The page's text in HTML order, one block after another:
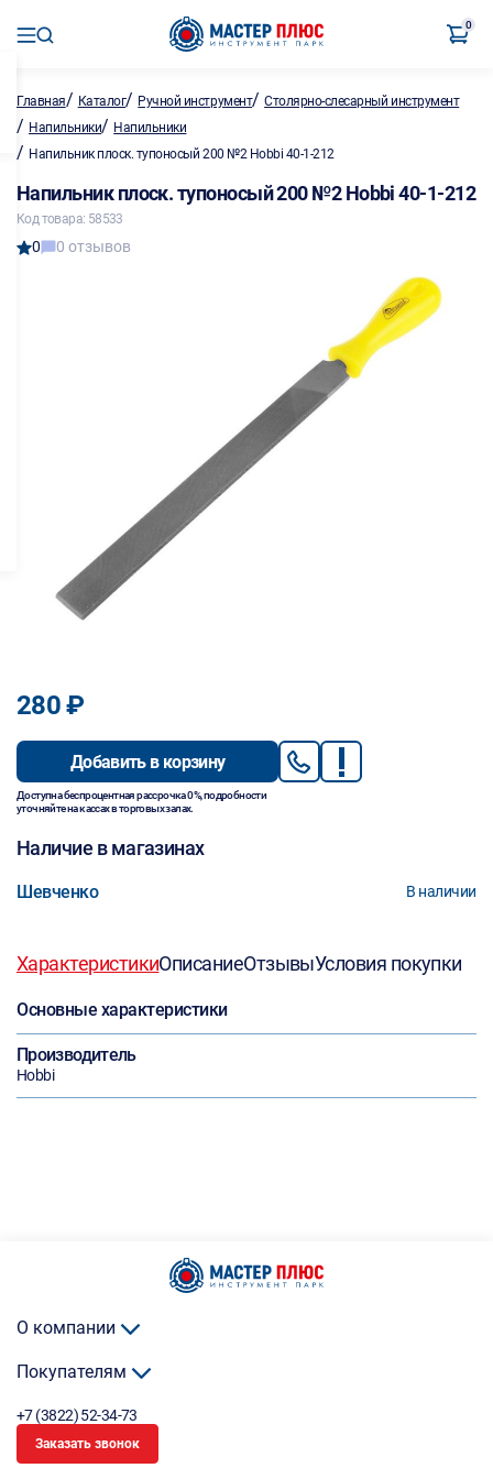
0
Главная/ Каталог/ Ручной инструмент/Столярно-слесарный инструмент
/ Напильники/ Напильники
/ Напильник плоск. тупоносый 200 №2 Hobbi 40-1-212
Напильник плоск. тупоносый 200 №2 Hobbi 40-1-212
Код товара: 58533
0 0 отзывов
280 ₽
Добавить в корзину
Доступна беспроцентная рассрочка 0%, подробности
уточняйте на кассах в торговых залах.
Наличие в магазинах
Шевченко В наличии
ХарактеристикиОписаниеОтзывыУсловия покупки
Основные характеристики
Производитель
Hobbi
О компании
Покупателям
+7 (3822) 52-34-73
Заказать звонок